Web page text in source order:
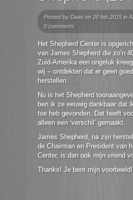
Posted by Daan on 20 feb 2015 in
0 comments
Het Shepherd Center is
van James Shepherd die zo’n
Zuid-Amerika een ongeluk
wij – ontdekten dat er geen
herstellen.
Nu is het Shepherd
ben ik ze eeuwig dankbaar dat
toe heb gevonden. Dat heeft
alleen een ‘verschil’ gemaakt.
James Shepherd, na zijn
de Chairman en President van
Center, is dan ook mijn vriend
Thanks! Je bent mijn voorbeeld!